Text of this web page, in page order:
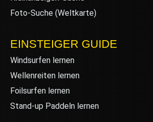
Foto-Suche (Weltkarte)
EINSTEIGER GUIDE
Windsurfen lernen
Wellenreiten lernen
Foilsurfen lernen
Stand-up Paddeln lernen